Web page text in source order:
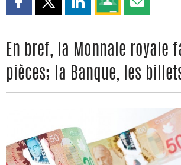
Partager cette page sur Facebook
Partager cette page sur X
Partager cette page sur
Partagez cette
Partager
En bref, la Monnaie royale
pièces; la Banque, les